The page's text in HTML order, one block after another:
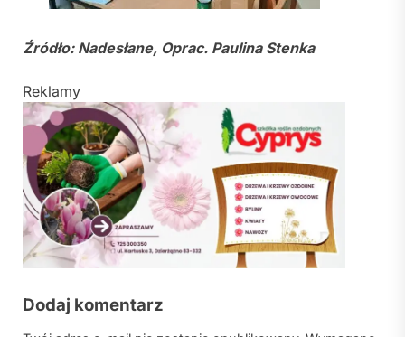
Źródło: Nadesłane, Oprac. Paulina Stenka
Reklamy
Dodaj komentarz